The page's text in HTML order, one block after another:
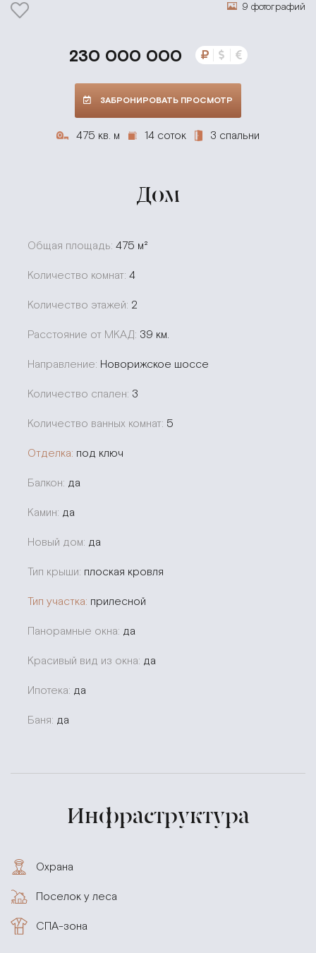
9 фотографий
230 000 000
ЗАБРОНИРОВАТЬ ПРОСМОТР
475 кв. м 14 соток 3 спальни
Дом
Общая площадь: 475 м²
Количество комнат: 4
Количество этажей: 2
Расстояние от МКАД: 39 км.
Направление: Новорижское шоссе
Количество спален: 3
Количество ванных комнат: 5
Отделка: под ключ
Балкон: да
Камин: да
Новый дом: да
Тип крыши: плоская кровля
Тип участка: прилесной
Панорамные окна: да
Красивый вид из окна: да
Ипотека: да
Баня: да
Инфраструктура
Охрана
Поселок у леса
СПА-зона